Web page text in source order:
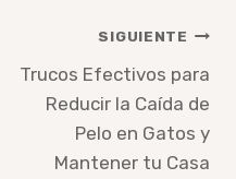
SIGUIENTE
Trucos Efectivos para
Reducir la Caída de
Pelo en Gatos y
Mantener tu Casa